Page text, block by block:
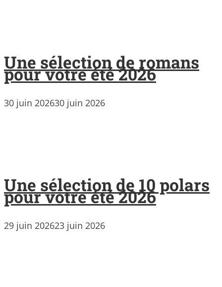
Une sélection de romans
pour votre été 2026
30 juin 202630 juin 2026
Une sélection de 10 polars
pour votre été 2026
29 juin 202623 juin 2026